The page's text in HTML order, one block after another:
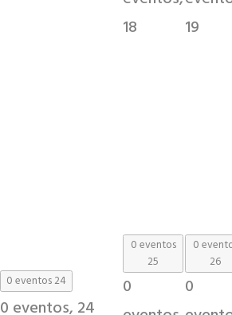
18
19
0 eventos24
0 eventos, 24
0 eventos
25
0
0
26
0